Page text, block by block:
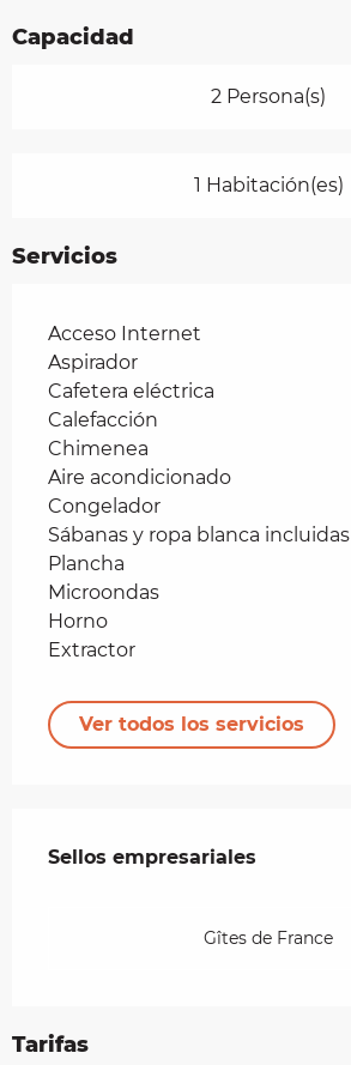
Capacidad
2 Persona(s)
1 Habitación(es)
Servicios
Acceso Internet
Aspirador
Cafetera eléctrica
Calefacción
Chimenea
Aire acondicionado
Congelador
Sábanas y ropa blanca incluidas
Plancha
Microondas
Horno
Extractor
Ver todos los servicios
Sellos empresariales
Sellos empresariales
Gîtes de France
Tarifas